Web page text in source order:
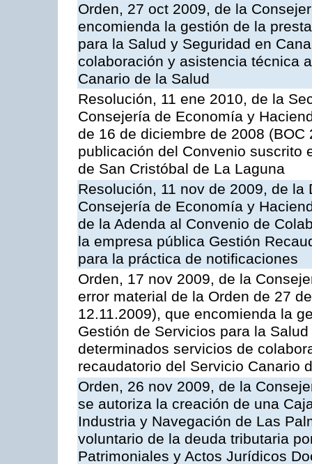
Orden, 27 oct 2009, de la
encomienda la gestión de la
para la Salud y Seguridad en
colaboración y asistencia técnica
Canario de la Salud
Resolución, 11 ene 2010, de la
Consejería de Economía y
de 16 de diciembre de 2008
publicación del Convenio suscrito
de San Cristóbal de La Laguna
Resolución, 11 nov de 2009, de
Consejería de Economía y
de la Adenda al Convenio de
la empresa pública Gestión
para la práctica de notificaciones
Orden, 17 nov 2009, de la
error material de la Orden de 27
12.11.2009), que encomienda la
Gestión de Servicios para la
determinados servicios de
recaudatorio del Servicio Canario
Orden, 26 nov 2009, de la
se autoriza la creación de una
Industria y Navegación de Las
voluntario de la deuda tributaria
Patrimoniales y Actos Jurídicos